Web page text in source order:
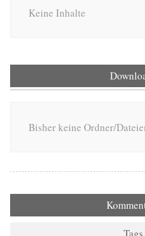
Keine Inhalte
Bisher keine Ordner/
Tags